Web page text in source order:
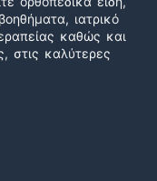
ιατρικό
καθώς και
στις καλύτερες